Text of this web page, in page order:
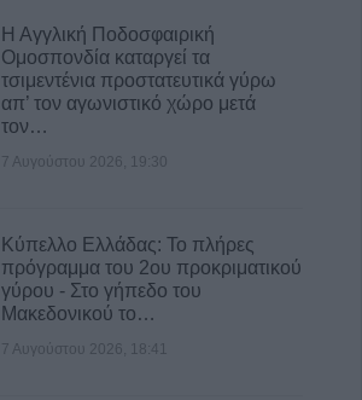
Η Αγγλική Ποδοσφαιρική
Ομοσπονδία καταργεί τα
τσιμεντένια προστατευτικά γύρω
απ’ τον αγωνιστικό χώρο μετά
τον…
7 Αυγούστου 2026, 19:30
Κύπελλο Ελλάδας: Το πλήρες
πρόγραμμα του 2ου προκριματικού
γύρου - Στο γήπεδο του
Μακεδονικού το…
7 Αυγούστου 2026, 18:41